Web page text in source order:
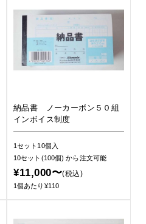
納品書 ノーカーボン５０組
インボイス制度
1セット10個入
10セット(100個)から注文可能
¥11,000〜(税込)
1個あたり¥110